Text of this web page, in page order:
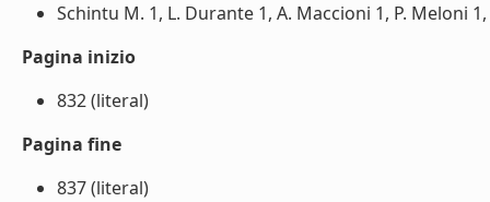
Schintu M. 1, L. Durante 1, A. Maccioni 1, P. Meloni
Pagina inizio
832 (literal)
Pagina fine
837 (literal)